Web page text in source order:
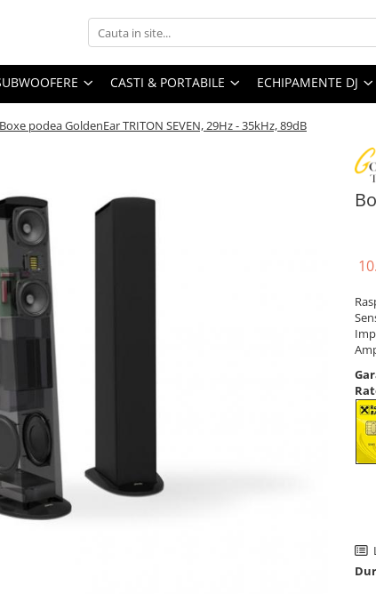
CASTI & PORTABILE ECHIPAMENTE DJ
Boxe podea GoldenEar TRITON SEVEN, 29Hz - 35kHz, 89dB